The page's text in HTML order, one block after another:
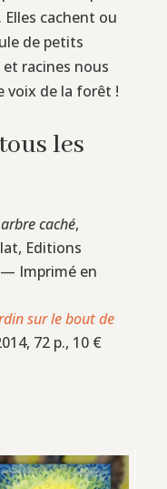
cachent ou
de petits
racines nous
voix de la forêt !
les
caché,
Editions
— Imprimé en
sur le bout de
72 p., 10 €